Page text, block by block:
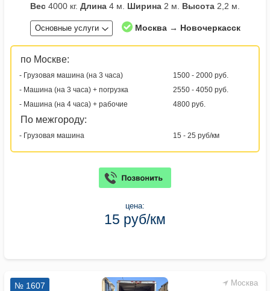
Вес 4000 кг. Длина 4 м. Ширина 2 м. Высота 2,2 м.
Основные услуги Москва → Новочеркасск
по Москве:
- Грузовая машина (на 3 часа)
1500 - 2000 руб.
- Машина (на 3 часа) + погрузка
2550 - 4050 руб.
- Машина (на 4 часа) + рабочие
4800 руб.
По межгороду:
- Грузовая машина 15 - 25 руб/км
цена:
15 руб/км
Москва
№ 1607